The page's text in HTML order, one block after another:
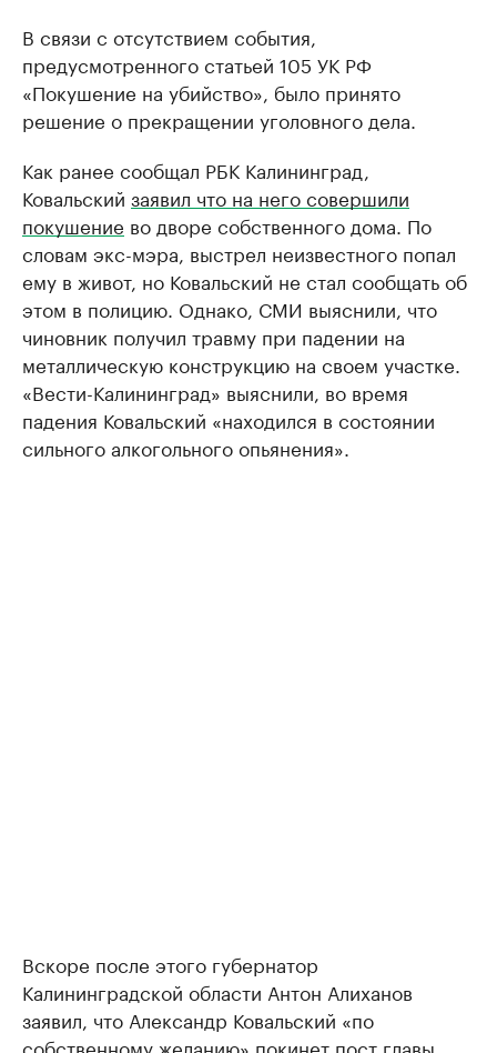
В связи с отсутствием события,
предусмотренного статьей 105 УК РФ
«Покушение на убийство», было принято
решение о прекращении уголовного дела.
Как ранее сообщал РБК Калининград,
Ковальский заявил что на него совершили
покушение во дворе собственного дома. По
словам экс-мэра, выстрел неизвестного попал
ему в живот, но Ковальский не стал сообщать об
этом в полицию. Однако, СМИ выяснили, что
чиновник получил травму при падении на
металлическую конструкцию на своем участке.
«Вести-Калининград» выяснили, во время
падения Ковальский «находился в состоянии
сильного алкогольного опьянения».
Вскоре после этого губернатор
Калининградской области Антон Алиханов
заявил, что Александр Ковальский «по
собственному желанию» покинет пост главы